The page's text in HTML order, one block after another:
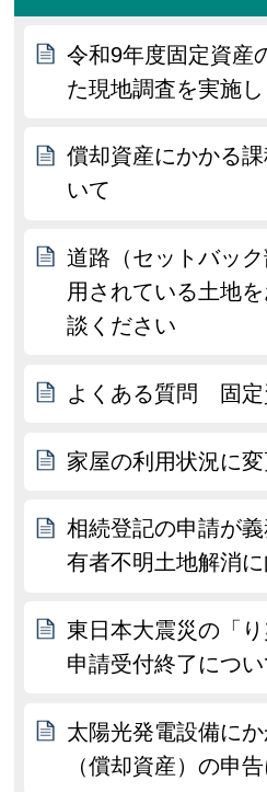
令和9年度固定資産
た現地調査を実施
償却資産にかかる
いて
道路（セットバッ
用されている土地
談ください
よくある質問 固定
家屋の利用状況に
相続登記の申請が
有者不明土地解消に
東日本大震災の「
申請受付終了につい
太陽光発電設備に
（償却資産）の申